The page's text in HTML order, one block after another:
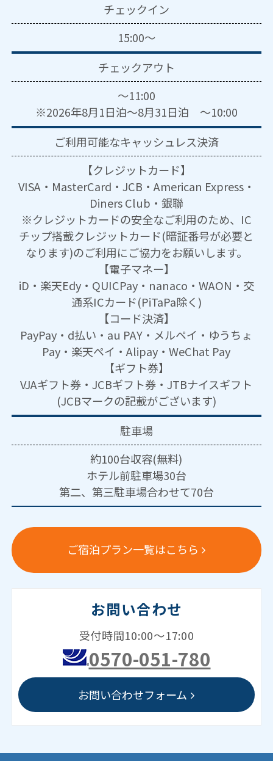
チェックイン
15:00～
チェックアウト
～11:00
※2026年8月1日泊～8月31日泊 ～10:00
ご利用可能なキャッシュレス決済
【クレジットカード】
VISA・MasterCard・JCB・American Express・
Diners Club・銀聯
※クレジットカードの安全なご利用のため、IC
チップ搭載クレジットカード(暗証番号が必要と
なります)のご利用にご協力をお願いします。
【電子マネー】
iD・楽天Edy・QUICPay・nanaco・WAON・交
通系ICカード(PiTaPa除く)
【コード決済】
PayPay・d払い・au PAY・メルペイ・ゆうちょ
Pay・楽天ペイ・Alipay・WeChat Pay
【ギフト券】
VJAギフト券・JCBギフト券・JTBナイスギフト
(JCBマークの記載がございます)
駐車場
約100台収容(無料)
ホテル前駐車場30台
第二、第三駐車場合わせて70台
ご宿泊プラン一覧はこちら
お問い合わせ
受付時間10:00～17:00
0570-051-780
お問い合わせフォーム